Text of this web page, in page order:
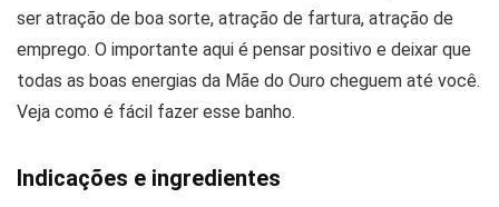
ser atração de boa sorte, atração de fartura, atração de
emprego. O importante aqui é pensar positivo e deixar que
todas as boas energias da Mãe do Ouro cheguem até você.
Veja como é fácil fazer esse banho.
Indicações e ingredientes